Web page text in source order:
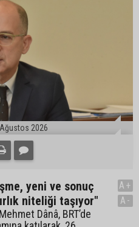
2026
yeni ve sonuç
niteliği taşıyor"
Dânâ, BRT’de
A+
A-